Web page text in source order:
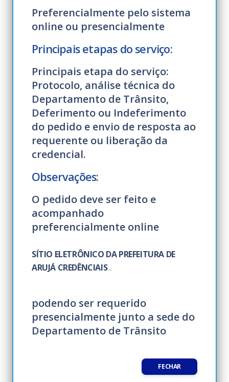
Preferencialmente pelo sistema
online ou presencialmente
Principais etapas do serviço:
Principais etapa do serviço:
Protocolo, análise técnica do
Departamento de Trânsito,
Deferimento ou Indeferimento
do pedido e envio de resposta ao
requerente ou liberação da
credencial.
Observações:
O pedido deve ser feito e
acompanhado
preferencialmente online
SÍTIO ELETRÔNICO DA PREFEITURA DE
ARUJÁ CREDÊNCIAIS.
podendo ser requerido
presencialmente junto a sede do
Departamento de Trânsito
FECHAR